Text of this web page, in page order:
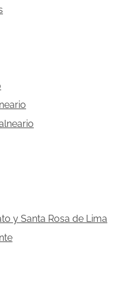
y Santa Rosa de Lima